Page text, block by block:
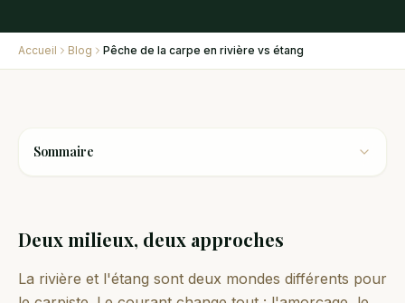
Accueil Blog Pêche de la carpe en rivière vs étang
Sommaire
Deux milieux, deux approches
La rivière et l'étang sont deux mondes différents pour